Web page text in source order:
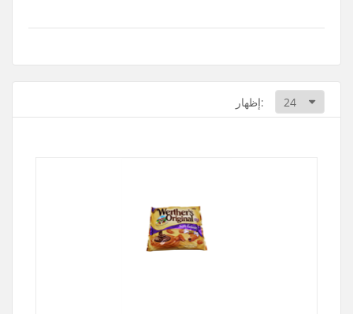
إظهار: